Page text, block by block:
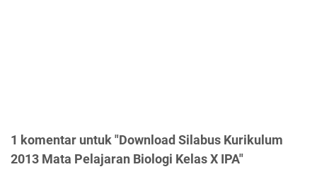
1 komentar untuk "Download Silabus Kurikulum
2013 Mata Pelajaran Biologi Kelas X IPA"